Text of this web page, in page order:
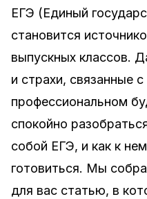
ЕГЭ (Единый
становится
выпускных классов.
и страхи, связанные
профессиональном
спокойно
собой ЕГЭ, и как к
готовиться. Мы
для вас статью, в